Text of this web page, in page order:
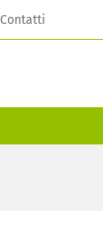
Contatti